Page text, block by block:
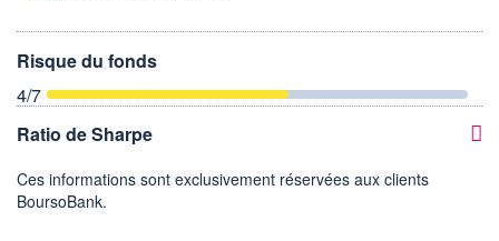
Risque du fonds
4/7
Ratio de Sharpe
Ces informations sont exclusivement réservées aux clients
BoursoBank.